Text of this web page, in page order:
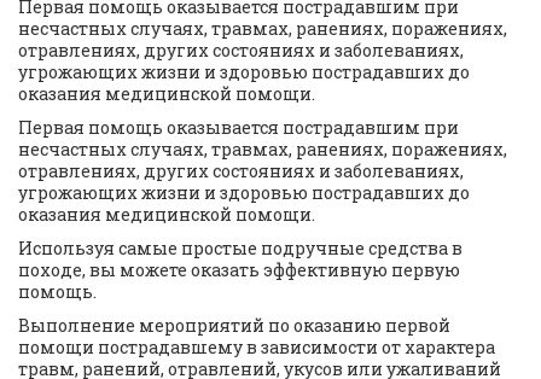
Первая помощь оказывается пострадавшим при
несчастных случаях, травмах, ранениях, поражениях,
отравлениях, других состояниях и заболеваниях,
угрожающих жизни и здоровью пострадавших до
оказания медицинской помощи.
Первая помощь оказывается пострадавшим при
несчастных случаях, травмах, ранениях, поражениях,
отравлениях, других состояниях и заболеваниях,
угрожающих жизни и здоровью пострадавших до
оказания медицинской помощи.
Используя самые простые подручные средства в
походе, вы можете оказать эффективную первую
помощь.
Выполнение мероприятий по оказанию первой
помощи пострадавшему в зависимости от характера
травм, ранений, отравлений, укусов или ужаливаний